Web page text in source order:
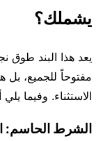
يشملك؟
يعد هذا البند طوق
مفتوحاً للجميع،
الاستثناء. وفيما